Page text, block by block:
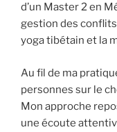
d’un Master 2 en
gestion des
yoga tibétain et la
Au fil de ma
personnes sur le
Mon approche
une écoute